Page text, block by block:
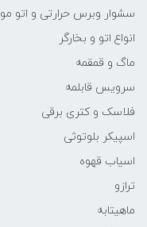
سشوار وبرس حرارتی و اتو مو
انواع اتو و بخارگر
ماگ و قمقمه
سرویس قابلمه
فلاسک و کتری برقی
اسپیکر بلوتوثی
اسیاب قهوه
ترازو
ماهیتابه